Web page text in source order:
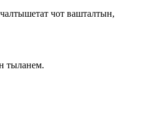
чот вашталтын,
тыланем.